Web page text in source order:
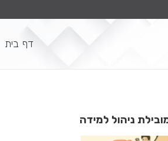
דף בית
ניהול למידה